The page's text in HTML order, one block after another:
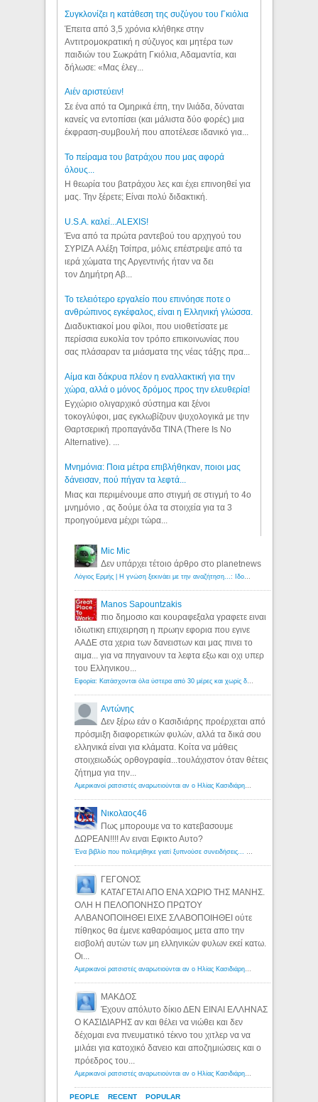
Συγκλονίζει η κατάθεση της συζύγου του Γκιόλια
Έπειτα από 3,5 χρόνια κλήθηκε στην
Αντιτρομοκρατική η σύζυγος και μητέρα των
παιδιών του Σωκράτη Γκιόλια, Αδαμαντία, και
δήλωσε: «Μας έλεγ...
Aιέν αριστεύειν!
Σε ένα από τα Ομηρικά έπη, την Ιλιάδα, δύναται
κανείς να εντοπίσει (και μάλιστα δύο φορές) μια
έκφραση-συμβουλή που αποτέλεσε ιδανικό για...
Το πείραμα του βατράχου που μας αφορά
όλους...
Η θεωρία του βατράχου λες και έχει επινοηθεί για
μας. Την ξέρετε; Είναι πολύ διδακτική.
U.S.A. καλεί...ALEXIS!
Ένα από τα πρώτα ραντεβού του αρχηγού του
ΣΥΡΙΖΑ Αλέξη Τσίπρα, μόλις επέστρεψε από τα
ιερά χώματα της Αργεντινής ήταν να δει
τον Δημήτρη Αβ...
Το τελειότερο εργαλείο που επινόησε ποτε ο
ανθρώπινος εγκέφαλος, είναι η Ελληνική γλώσσα.
Διαδυκτιακοί μου φίλοι, που υιοθετίσατε με
περίσσια ευκολία τον τρόπο επικοινωνίας που
σας πλάσαραν τα μιάσματα της νέας τάξης πρα...
Αίμα και δάκρυα πλέον η εναλλακτική για την
χώρα, αλλά ο μόνος δρόμος προς την ελευθερία!
Εγχώριο ολιγαρχικό σύστημα και ξένοι
τοκογλύφοι, μας εγκλωβίζουν ψυχολογικά με την
Θαρτσερική προπαγάνδα TINA (There Is No
Alternative). ...
Μνημόνια: Ποια μέτρα επιβλήθηκαν, ποιοι μας
δάνεισαν, πού πήγαν τα λεφτά...
Μιας και περιμένουμε απο στιγμή σε στιγμή το 4ο
μνημόνιο , ας δούμε όλα τα στοιχεία για τα 3
προηγούμενα μέχρι τώρα...
PEOPLE RECENT POPULAR
Mic Mic
Δεν υπάρχει τέτοιο άρθρο στο planetnews
Λόγιος Ερμής | Η γνώση ξεκινάει με την αναζήτηση...: Ιδού οι 18 που χρωστούν 11 δις ευρώ!
Manos Sapountzakis
πιο δημοσιο και κουραφεξαλα γραφετε ειναι
ιδιωτικη επιχειρηση η πρωην εφορια που εγινε
ΑΑΔΕ στα χερια των δανειστων και μας πινει το
αιμα... για να πηγαινουν τα λεφτα εξω και οχι υπερ
του Ελληνικου...
Εφορία: Κατάσχονται όλα ύστερα από 30 μέρες και χωρίς δικαστικές αποφάσεις - Λόγιος Ερμής
Αντώνης
Δεν ξέρω εάν ο Κασιδιάρης προέρχεται από
πρόσμιξη διαφορετικών φυλών, αλλά τα δικά σου
ελληνικά είναι για κλάματα. Κοίτα να μάθεις
στοιχειωδώς ορθογραφία...τουλάχιστον όταν θέτεις
ζήτημα για την...
Αμερικανοί ρατσιστές αναρωτιούνται αν ο Ηλίας Κασιδιάρης ανήκει στη λευκή φυλή... - Λόγιος Ερμής
Νικολαος46
Πως μπορουμε να το κατεβασουμε
ΔΩΡΕΑΝ!!!! Αν ειναι Εφικτο Αυτο?
Ένα βιβλίο που πολεμήθηκε γιατί ξυπνούσε συνειδήσεις... - Λόγιος Ερμής | Η γνώση ξεκινάει με την αναζήτηση...
ΓΕΓΟΝΟΣ
ΚΑΤΑΓΕΤΑΙ ΑΠΟ ΕΝΑ ΧΩΡΙΟ ΤΗΣ ΜΑΝΗΣ.
ΟΛΗ Η ΠΕΛΟΠΟΝΗΣΟ ΠΡΩΤΟΥ
ΑΛΒΑΝΟΠΟΙΗΘΕΙ ΕΙΧΕ ΣΛΑΒΟΠΟΙΗΘΕΙ ούτε
πίθηκος θα έμενε καθαρόαιμος μετα απο την
εισβολή αυτών των μη ελληνικών φυλων εκεί κατω.
Οι...
Αμερικανοί ρατσιστές αναρωτιούνται αν ο Ηλίας Κασιδιάρης ανήκει στη λευκή φυλή... - Λόγιος Ερμής
ΜΑΚΔΟΣ
Έχουν απόλυτο δίκιο ΔΕΝ ΕΙΝΑΙ ΕΛΛΗΝΑΣ
Ο ΚΑΣΙΔΙΑΡΗΣ αν και θέλει να νιώθει και δεν
δέχομαι ενα πνευματικό τέκνο του χιτλερ να να
μιλάει για κατοχικό δανειο και αποζημιώσεις και ο
πρόεδρος του...
Αμερικανοί ρατσιστές αναρωτιούνται αν ο Ηλίας Κασιδιάρης ανήκει στη λευκή φυλή... - Λόγιος Ερμής